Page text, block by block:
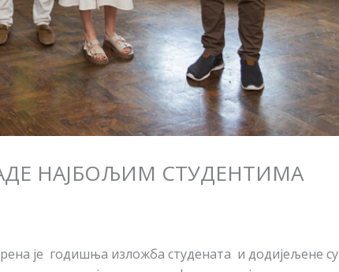
НАЈБОЉИМ СТУДЕНТИМА
je годишња изложба студената и додијељене су